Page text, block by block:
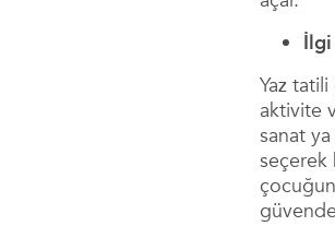
Yaz
aktivite
sanat
seçerek